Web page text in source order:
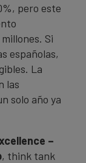
pero este
Si
españolas,
La
las
solo año ya
–
, think tank